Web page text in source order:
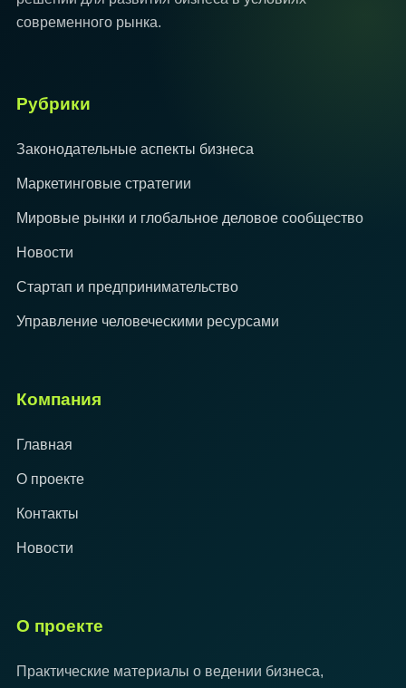
современного рынка.
Рубрики
Законодательные аспекты бизнеса
Маркетинговые стратегии
Мировые рынки и глобальное деловое сообщество
Новости
Стартап и предпринимательство
Управление человеческими ресурсами
Компания
Главная
О проекте
Контакты
Новости
О проекте
Практические материалы о ведении бизнеса,